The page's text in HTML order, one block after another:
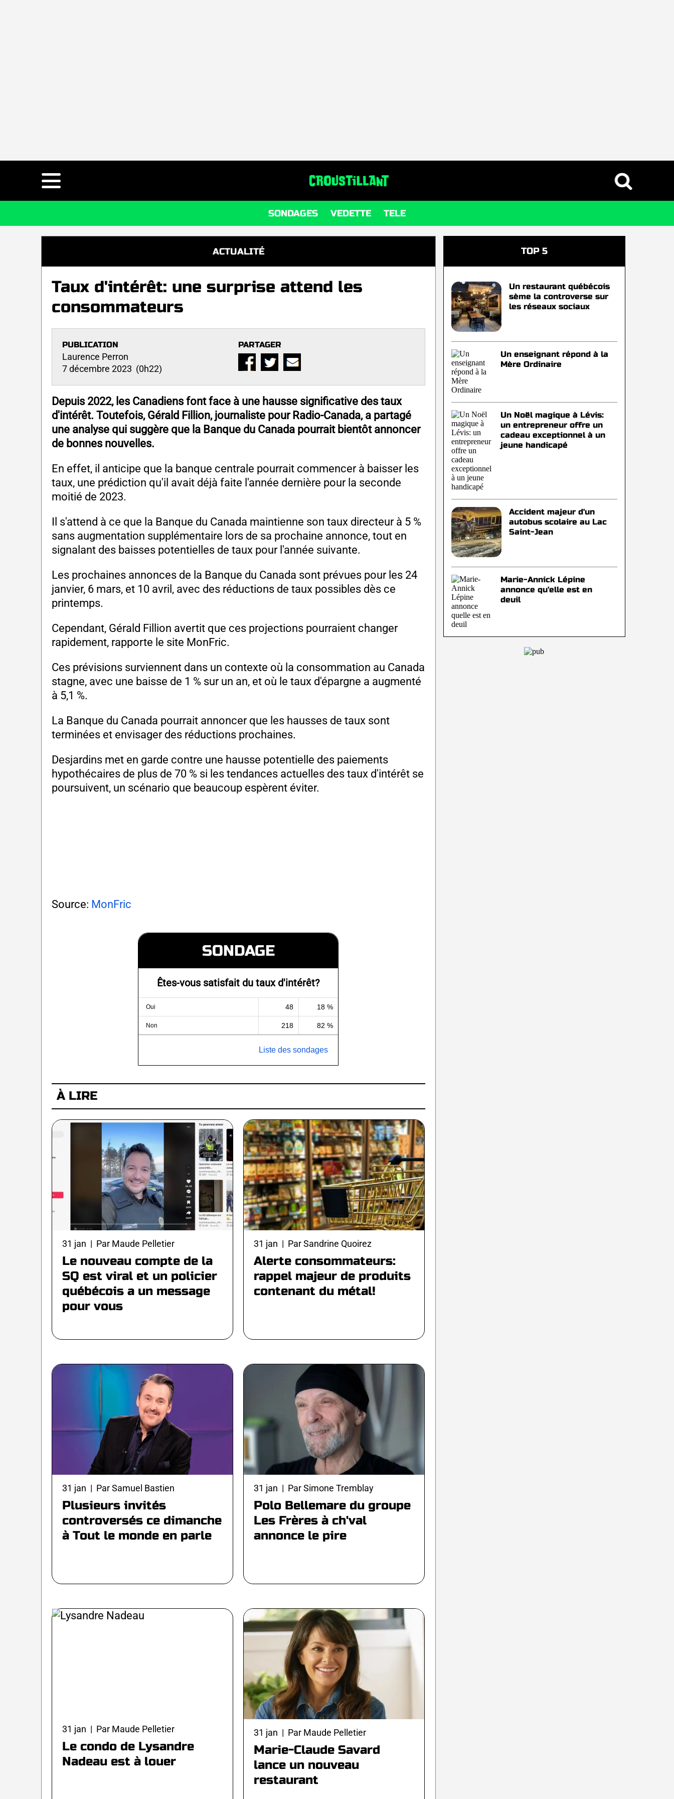
SONDAGES VEDETTE TELE
ACTUALITÉ
Taux d'intérêt: une surprise attend les
consommateurs
PUBLICATION
Laurence Perron
7 décembre 2023 (0h22)
PARTAGER
Depuis 2022, les Canadiens font face à une hausse significative des taux
d'intérêt. Toutefois, Gérald Fillion, journaliste pour Radio-Canada, a partagé
une analyse qui suggère que la Banque du Canada pourrait bientôt annoncer
de bonnes nouvelles.
En effet, il anticipe que la banque centrale pourrait commencer à baisser les
taux, une prédiction qu'il avait déjà faite l'année dernière pour la seconde
moitié de 2023.
Il s'attend à ce que la Banque du Canada maintienne son taux directeur à 5 %
sans augmentation supplémentaire lors de sa prochaine annonce, tout en
signalant des baisses potentielles de taux pour l'année suivante.
Les prochaines annonces de la Banque du Canada sont prévues pour les 24
janvier, 6 mars, et 10 avril, avec des réductions de taux possibles dès ce
printemps.
Cependant, Gérald Fillion avertit que ces projections pourraient changer
rapidement, rapporte le site MonFric.
Ces prévisions surviennent dans un contexte où la consommation au Canada
stagne, avec une baisse de 1 % sur un an, et où le taux d'épargne a augmenté
à 5,1 %.
La Banque du Canada pourrait annoncer que les hausses de taux sont
terminées et envisager des réductions prochaines.
Desjardins met en garde contre une hausse potentielle des paiements
hypothécaires de plus de 70 % si les tendances actuelles des taux d'intérêt se
poursuivent, un scénario que beaucoup espèrent éviter.
Source: MonFric
SONDAGE
Êtes-vous satisfait du taux d'intérêt?
Oui 48 18 %
Non 218 82 %
Liste des sondages
À LIRE
31 jan | Par Maude Pelletier
Le nouveau compte de la
SQ est viral et un policier
québécois a un message
pour vous
31 jan | Par Sandrine Quoirez
Alerte consommateurs:
rappel majeur de produits
contenant du métal!
31 jan | Par Samuel Bastien
Plusieurs invités
controversés ce dimanche
à Tout le monde en parle
31 jan | Par Simone Tremblay
Polo Bellemare du groupe
Les Frères à ch'val
annonce le pire
31 jan | Par Maude Pelletier
Le condo de Lysandre
Nadeau est à louer
31 jan | Par Maude Pelletier
Marie-Claude Savard
lance un nouveau
restaurant
TOP 5
Un restaurant québécois
sème la controverse sur
les réseaux sociaux
Un enseignant répond à la
Mère Ordinaire
Un Noël magique à Lévis:
un entrepreneur offre un
cadeau exceptionnel à un
jeune handicapé
Accident majeur d'un
autobus scolaire au Lac
Saint-Jean
Marie-Annick Lépine
annonce qu'elle est en
deuil